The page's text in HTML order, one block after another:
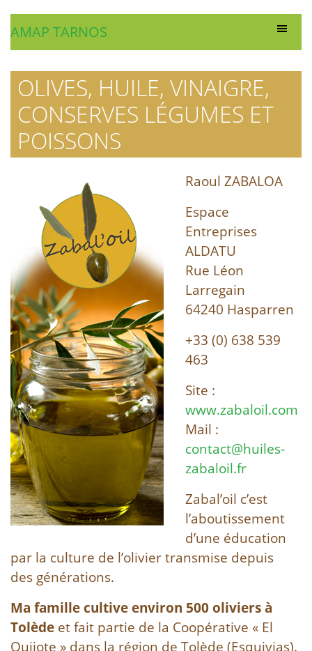
AMAP TARNOS
OLIVES, HUILE, VINAIGRE,
CONSERVES LÉGUMES ET
POISSONS
Raoul ZABALOA
Espace
Entreprises
ALDATU
Rue Léon
Larregain
64240 Hasparren
+33 (0) 638 539
463
Site :
www.zabaloil.com
Mail :
contact@huiles-
zabaloil.fr
Zabal’oil c’est
l’aboutissement
d’une éducation
par la culture de l’olivier transmise depuis
des générations.
Ma famille cultive environ 500 oliviers à
Tolède et fait partie de la Coopérative « El
Quijote » dans la région de Tolède (Esquivias).